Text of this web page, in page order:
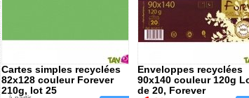
Cartes simples recyclées
82x128 couleur Forever
210g, lot 25
Enveloppes recyclées
90x140 couleur 120g
de 20, Forever